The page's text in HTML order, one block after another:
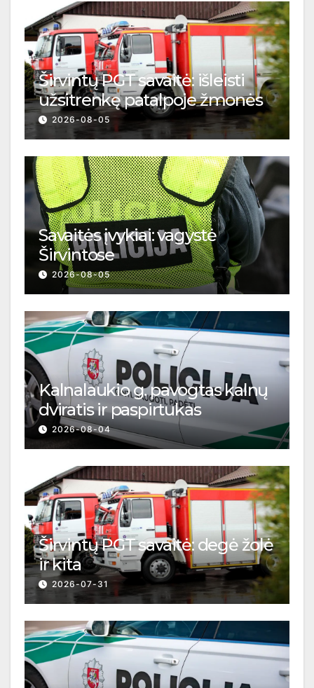
Širvintų PGT savaitė: išleisti
užsitrenkę patalpoje žmonės
2026-08-05
Savaitės įvykiai: vagystė
Širvintose
2026-08-05
Kalnalaukio g. pavogtas kalnų
dviratis ir paspirtukas
2026-08-04
Širvintų PGT savaitė: degė žolė
ir kita
2026-07-31